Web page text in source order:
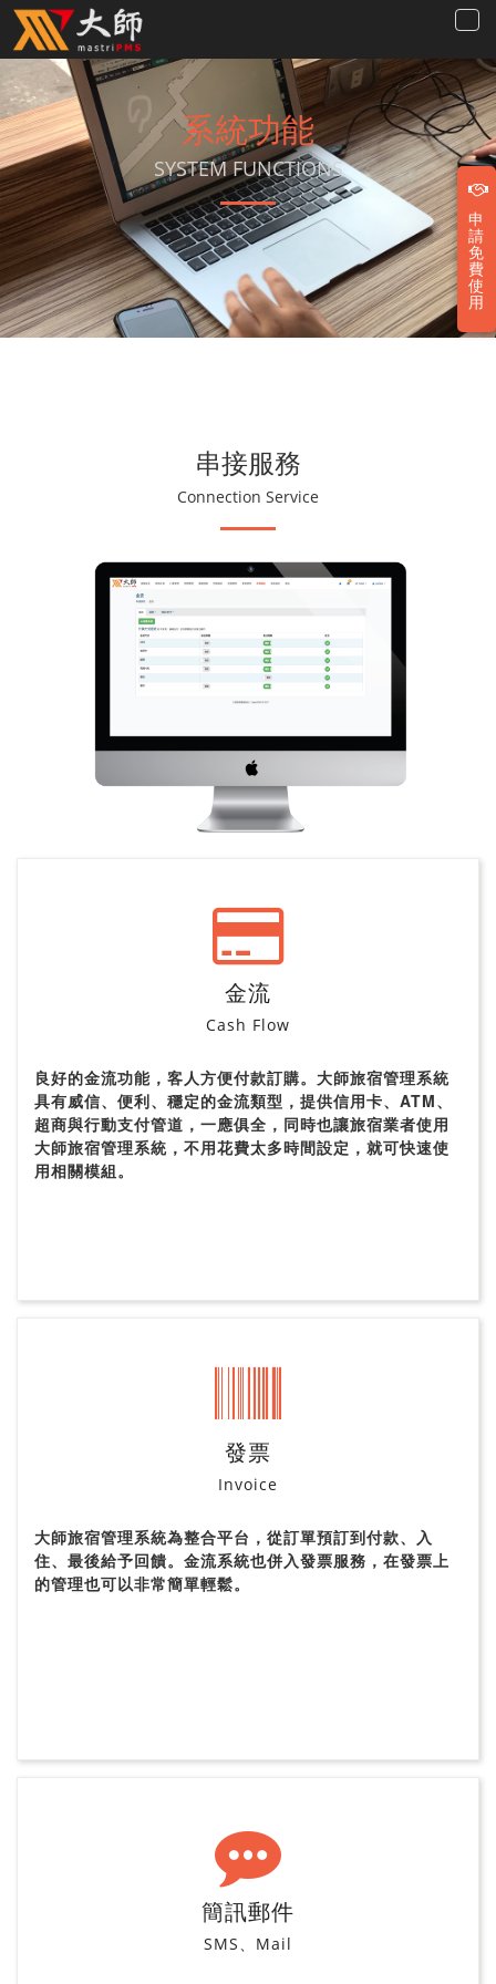
申
請
免
費
使
用
系統功能
SYSTEM FUNCTIONS
串接服務
Connection Service
金流
Cash Flow
良好的金流功能，客人方便付款訂購。大師旅宿管理系統
具有威信、便利、穩定的金流類型，提供信用卡、ATM、
超商與行動支付管道，一應俱全，同時也讓旅宿業者使用
大師旅宿管理系統，不用花費太多時間設定，就可快速使
用相關模組。
發票
Invoice
大師旅宿管理系統為整合平台，從訂單預訂到付款、入
住、最後給予回饋。金流系統也併入發票服務，在發票上
的管理也可以非常簡單輕鬆。
簡訊郵件
SMS、Mail